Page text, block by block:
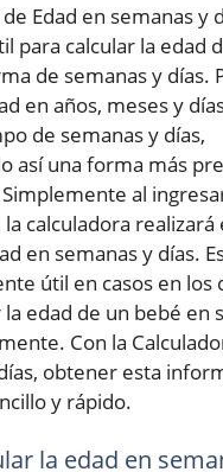
Edad en semanas y
para calcular la edad
de semanas y días.
en años, meses y
de semanas y días,
así una forma más
al
calculadora realizará
en semanas y días.
útil en casos en los
edad de un bebé en
Con la
obtener esta
y rápido.
la edad en